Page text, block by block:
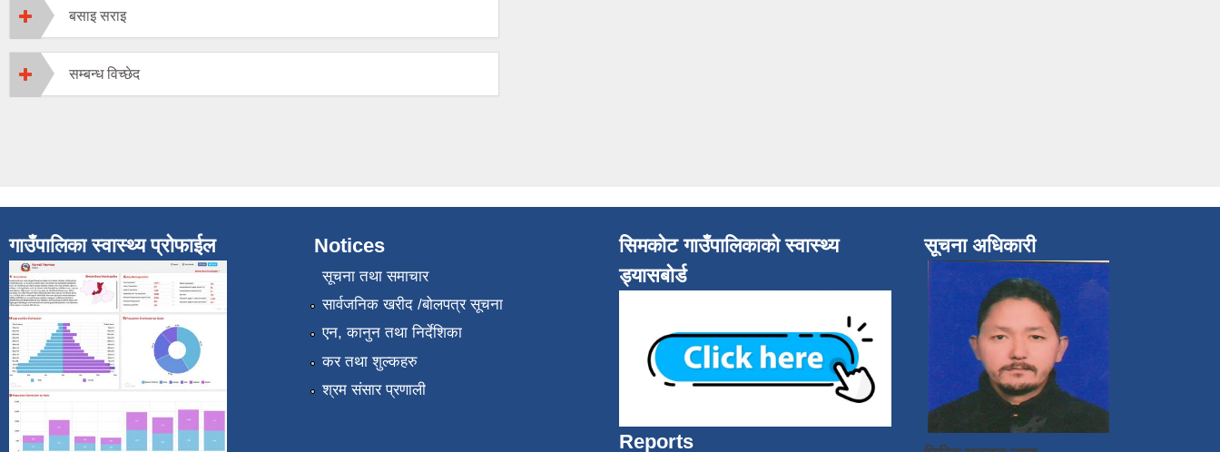
बसाइ सराइ
सम्बन्ध विच्छेद
गाउँपालिका स्वास्थ्य प्रोफाईल Notices
सूचना तथा समाचार
सार्वजनिक खरीद /बोलपत्र सूचना
एन, कानुन तथा निर्देशिका
कर तथा शुल्कहरु
श्रम संसार प्रणाली
सिमकोट गाउँपालिकाको स्वास्थ्य
ड्यासबोर्ड
Reports
सूचना अधिकारी